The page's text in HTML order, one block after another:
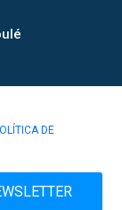
DE